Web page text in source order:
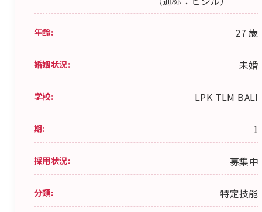
年齢: 27 歳
婚姻状況: 未婚
学校: LPK TLM BALI
期: 1
採用状況: 募集中
分類: 特定技能